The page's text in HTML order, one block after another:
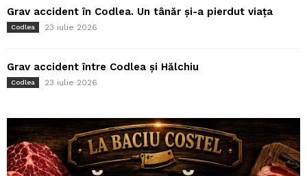
Grav accident în Codlea. Un tânăr și-a pierdut viața
Codlea 23 iulie 2026
Grav accident între Codlea și Hălchiu
Codlea 23 iulie 2026